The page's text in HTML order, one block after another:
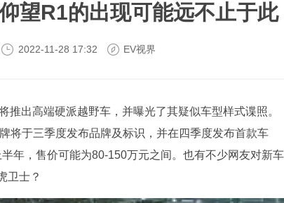
望R1的出现可能远不止于此
2022-11-28 17:32 EV视界
推出高端硬派越野车，并曝光了其疑似车型样式谍照。
将于三季度发布品牌及标识，并在四季度发布首款车
年，售价可能为80-150万元之间。也有不少网友对新车
卫士？